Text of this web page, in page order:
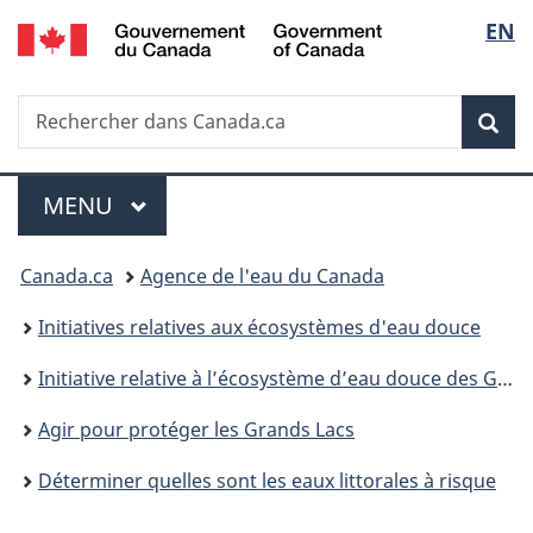
Passer
au
principal
Passer
à
Au
du
Passer
à
version
simplifiée
de
la
EN
Recherche
Rechercher
dans
Menu
MENU PRINCIPAL
Vous
êtes
ici :
Canada.ca
Agence de l'eau du Canada
Initiatives relatives aux écosystèmes d'eau douce
Initiative relative à l’écosystème d’eau douce des Grands Lacs
Agir pour protéger les Grands Lacs
Déterminer quelles sont les eaux littorales à risque